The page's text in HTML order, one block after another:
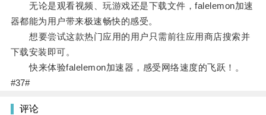
无论是观看视频、玩游戏还是下载文件，falelemon加速
器都能为用户带来极速畅快的感受。
想要尝试这款热门应用的用户只需前往应用商店搜索并
下载安装即可。
快来体验falelemon加速器，感受网络速度的飞跃！。
#37#
评论